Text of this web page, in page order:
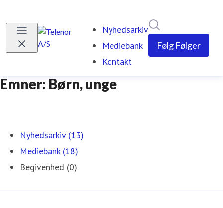
Nyhedsarkiv
Mediebank
Kontakt
Følg Følger
Emner: Børn, unge
Nyhedsarkiv (13)
Mediebank (18)
Begivenhed (0)